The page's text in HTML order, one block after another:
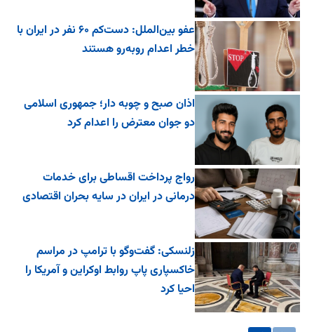
عفو بین‌الملل: دست‌کم ۶۰ نفر در ایران با
خطر اعدام روبه‌رو هستند
اذان صبح و چوبه دار؛ جمهوری اسلامی
دو جوان معترض را اعدام کرد
رواج پرداخت اقساطی برای خدمات
درمانی در ایران در سایه بحران اقتصادی
زلنسکی: گفت‌وگو با ترامپ در مراسم
خاکسپاری پاپ روابط اوکراین و آمریکا را
احیا کرد